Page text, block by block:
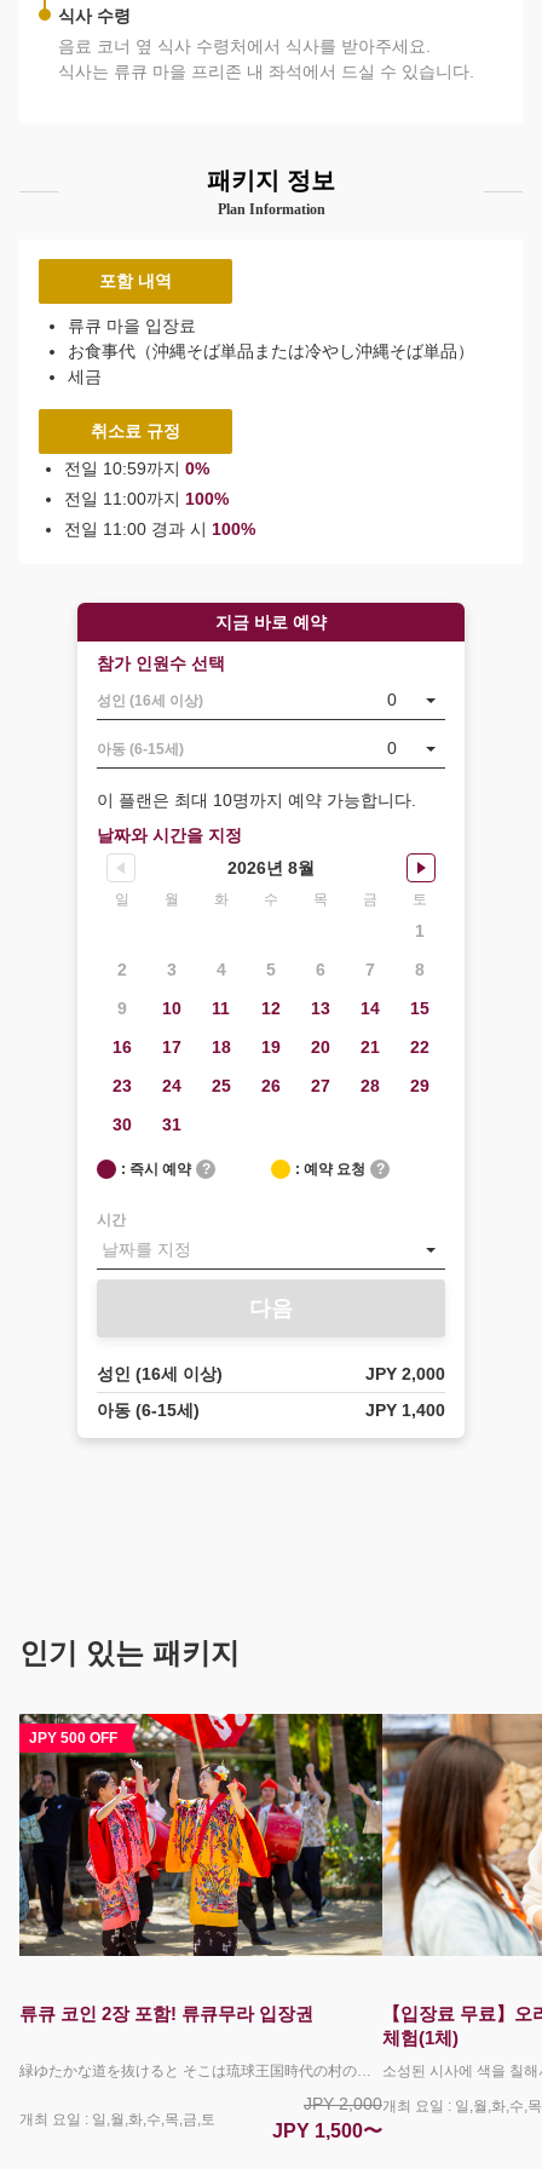
식사 수령
음료 코너 옆 식사 수령처에서 식사를 받아주세요.
식사는 류큐 마을 프리존 내 좌석에서 드실 수 있습니다.
패키지 정보
Plan Information
포함 내역
류큐 마을 입장료
お食事代（沖縄そば単品または冷やし沖縄そば単品）
세금
취소료 규정
전일 10:59까지 0%
전일 11:00까지 100%
전일 11:00 경과 시 100%
지금 바로 예약
참가 인원수 선택
성인 (16세 이상) 0
아동 (6-15세) 0
이 플랜은 최대 10명까지 예약 가능합니다.
날짜와 시간을 지정
2026년 8월
일 월 화 수 목 금 토
1
2
3 4 5 6 7
8
9
10 11 12 13 14
15
16
17 18 19 20 21
22
23
24 25 26 27 28
29
30
31
: 즉시 예약 ? : 예약 요청 ?
시간
다음
성인 (16세 이상)
JPY 2,000
아동 (6-15세)
JPY 1,400
인기 있는 패키지
JPY 500 OFF
류큐 코인 2장 포함! 류큐무라 입장권
緑ゆたかな道を抜けると そこは琉球王国時代の村の中 国に登録された有形文化財の古民家が立ち並び 今も生き続けている 450年続いた琉球の名残 三線とエイサーの音が響き渡り 踊りだす村人たち どこか懐かしい お腹も心も満たす ちょっと不思議な沖縄料理 じぶんの手でつくる伝統工芸は 旅の思い出とともに お持ち帰り みて きいて ふれて 古き良き琉球の世界を満喫してください 毎日4回（10:00/12:00/14:00/16:00）エイサーショーを開催。 勇壮なパフォーマンスをご覧いただけます。 その他お食事処・体験教室と楽しさ盛沢山で沖縄を満喫して頂けます。 園内では、キッズ向けのスタンプラリーや大人のかたまでお楽しみいただける謎解き脱出ゲームも開催中！ 予約限定で琉球小判2枚をプレゼント！ 琉球村内で、お買い物や体験のお支払いにご利用いただける園内通貨です。 ＊沖縄県民の方へのご注意＊ 沖縄県に在住していることを証明できる顔写真付き身分証をお持ちの場合、こちらのページで販売しているチケットとは異なる入園料が割引となる現地限定のサービスがございます（県民割）。 こちらのプランをご予約されているお客様につきましては県民割を適用することができませんので、沖縄県民のかたは、この予約サイトを利用せずに直接琉球村へお越しいただき、別途県民割チケットを現地でお買い求めください。 ＜キャンセルポリシーについて＞ ご利用日当日の9:00からお取消料が発生いたします。 下記の場合はお取消料は発生いたしません。 ・琉球村が臨時休園となった場合（台風による路線バスの運休など） ・荒天・自然災害などにより旅行を実施することが困難となった場合
개최 요일 : 일,월,화,수,목,금,토
JPY 2,000
JPY 1,500〜
【입장료 무료】
체험(1체)
개최 요일 : 일,월,화,수,